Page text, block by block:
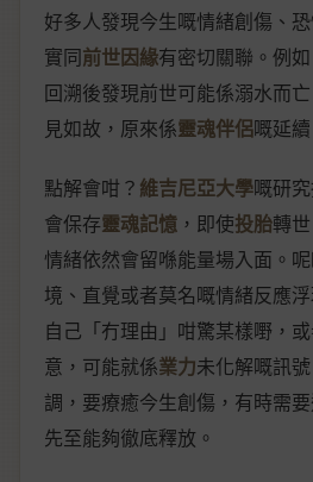
好多人發現今生嘅情緒創傷、
實同前世因緣有密切關聯。例
回溯後發現前世可能係溺水而
見如故，原來係靈魂伴侶嘅延續
點解會咁？ 維吉尼亞大學嘅研
會保存靈魂記憶 ，即使投胎轉
情緒依然會留喺能量場入面。
境、直覺或者莫名嘅情緒反應
自己「冇理由」咁驚某樣嘢，
意，可能就係業力未化解嘅訊號
調，要療癒今生創傷，有時需
先至能夠徹底釋放。